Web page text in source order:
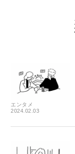
エンタメ
2024.02.03